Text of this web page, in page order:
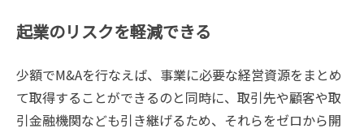
起業のリスクを軽減できる
少額でM&Aを行なえば、事業に必要な経営資源をまとめ
て取得することができるのと同時に、取引先や顧客や取
引金融機関なども引き継げるため、それらをゼロから開